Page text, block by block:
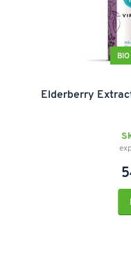
BIO
Elderberry